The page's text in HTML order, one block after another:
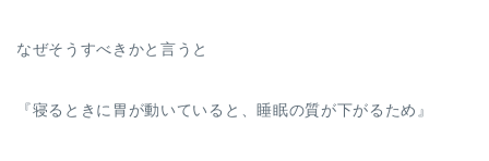
なぜそうすべきかと言うと
『寝るときに胃が動いていると、睡眠の質が下がるため』